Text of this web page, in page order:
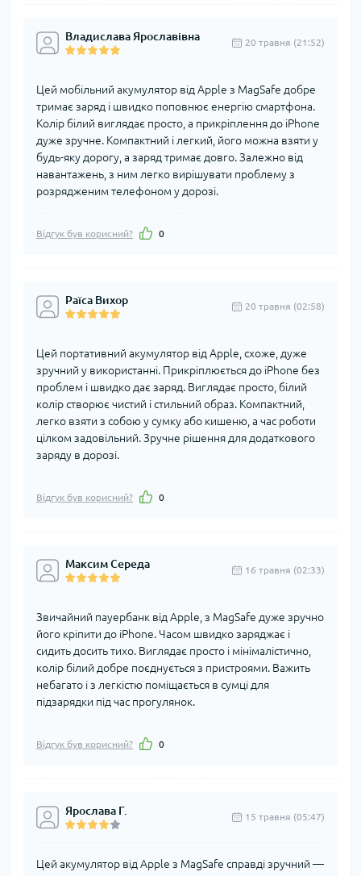
Владислава Ярославівна 20 травня (21:52)
Цей мобільний акумулятор від Apple з MagSafe добре
тримає заряд і швидко поповнює енергію смартфона.
Колір білий виглядає просто, а прикріплення до iPhone
дуже зручне. Компактний і легкий, його можна взяти у
будь-яку дорогу, а заряд тримає довго. Залежно від
навантажень, з ним легко вирішувати проблему з
розрядженим телефоном у дорозі.
Відгук був корисний? 0
Раїса Вихор 20 травня (02:58)
Цей портативний акумулятор від Apple, схоже, дуже
зручний у використанні. Прикріплюється до iPhone без
проблем і швидко дає заряд. Виглядає просто, білий
колір створює чистий і стильний образ. Компактний,
легко взяти з собою у сумку або кишеню, а час роботи
цілком задовільний. Зручне рішення для додаткового
заряду в дорозі.
Відгук був корисний? 0
Максим Середа 16 травня (02:33)
Звичайний пауербанк від Apple, з MagSafe дуже зручно
його кріпити до iPhone. Часом швидко заряджає і
сидить досить тихо. Виглядає просто і мінімалістично,
колір білий добре поєднується з пристроями. Важить
небагато і з легкістю поміщається в сумці для
підзарядки під час прогулянок.
Відгук був корисний? 0
Ярослава Г. 15 травня (05:47)
Цей акумулятор від Apple з MagSafe справді зручний —